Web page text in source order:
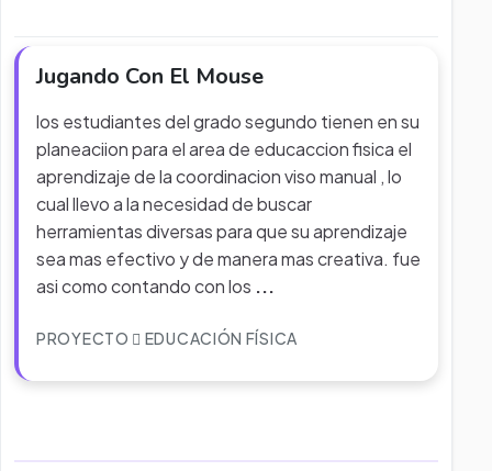
Jugando Con El Mouse
los estudiantes del grado segundo tienen en su
planeaciion para el area de educaccion fisica el
aprendizaje de la coordinacion viso manual , lo
cual llevo a la necesidad de buscar
herramientas diversas para que su aprendizaje
sea mas efectivo y de manera mas creativa. fue
asi como contando con los ...
PROYECTO EDUCACIÓN FÍSICA